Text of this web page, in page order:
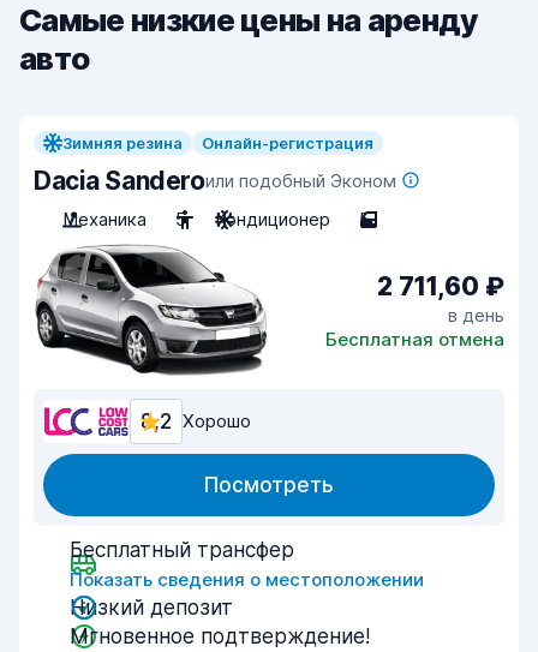
Самые низкие цены на аренду
авто
Зимняя резина Онлайн-регистрация
Dacia Sanderoили подобный Эконом
Механика
5 Кондиционер 5
2 711,60 ₽
в день
Бесплатная отмена
8,2 Хорошо
Посмотреть
Бесплатный трансфер
Показать сведения о местоположении
Низкий депозит
Мгновенное подтверждение!